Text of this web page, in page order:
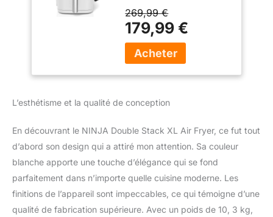
(vs AF400). Grande
capacité de 9,5 litres
permet de cuisiner pour
8.Cuisson jusqu'à 55%
poisson et saucisses)
EN MÊME TEMPS :
Comprend 2 tiroirs et 2
grilles pour offrir 4
niveaux et cuisiner le
double d'ingrédients. Les
ventilateurs arrière
assurent une cuisson
269,99 €
179,99 €
L’esthétisme et la qualité de conception
En découvrant le NINJA Double Stack XL Air Fryer, ce fut tout
d’abord son design qui a attiré mon attention. Sa couleur
blanche apporte une touche d’élégance qui se fond
parfaitement dans n’importe quelle cuisine moderne. Les
finitions de l’appareil sont impeccables, ce qui témoigne d’une
qualité de fabrication supérieure. Avec un poids de 10, 3 kg,